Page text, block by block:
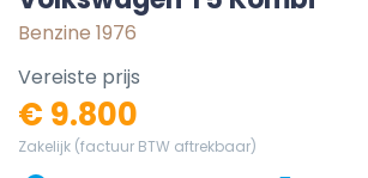
Benzine 1976
Vereiste prijs
€ 9.800
Zakelijk (factuur BTW aftrekbaar)